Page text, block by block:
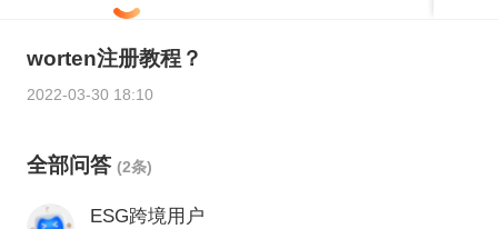
worten注册教程？
2022-03-30 18:10
全部问答 (2条)
ESG跨境用户